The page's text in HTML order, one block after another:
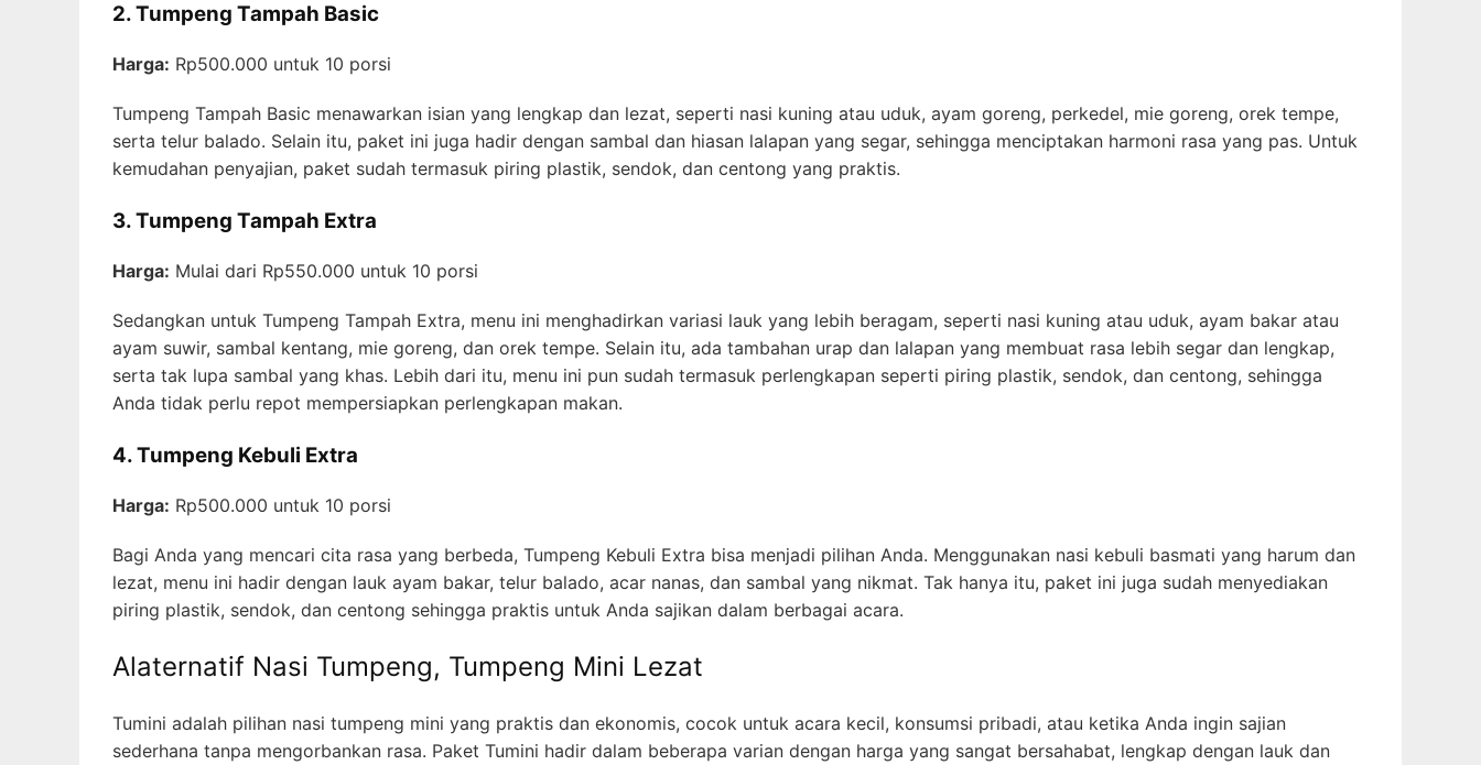
2. Tumpeng Tampah Basic
Harga: Rp500.000 untuk 10 porsi
Tumpeng Tampah Basic menawarkan isian yang lengkap dan lezat, seperti nasi kuning atau uduk, ayam goreng, perkedel, mie goreng, orek tempe,
serta telur balado. Selain itu, paket ini juga hadir dengan sambal dan hiasan lalapan yang segar, sehingga menciptakan harmoni rasa yang pas. Untuk
kemudahan penyajian, paket sudah termasuk piring plastik, sendok, dan centong yang praktis.
3. Tumpeng Tampah Extra
Harga: Mulai dari Rp550.000 untuk 10 porsi
Sedangkan untuk Tumpeng Tampah Extra, menu ini menghadirkan variasi lauk yang lebih beragam, seperti nasi kuning atau uduk, ayam bakar atau
ayam suwir, sambal kentang, mie goreng, dan orek tempe. Selain itu, ada tambahan urap dan lalapan yang membuat rasa lebih segar dan lengkap,
serta tak lupa sambal yang khas. Lebih dari itu, menu ini pun sudah termasuk perlengkapan seperti piring plastik, sendok, dan centong, sehingga
Anda tidak perlu repot mempersiapkan perlengkapan makan.
4. Tumpeng Kebuli Extra
Harga: Rp500.000 untuk 10 porsi
Bagi Anda yang mencari cita rasa yang berbeda, Tumpeng Kebuli Extra bisa menjadi pilihan Anda. Menggunakan nasi kebuli basmati yang harum dan
lezat, menu ini hadir dengan lauk ayam bakar, telur balado, acar nanas, dan sambal yang nikmat. Tak hanya itu, paket ini juga sudah menyediakan
piring plastik, sendok, dan centong sehingga praktis untuk Anda sajikan dalam berbagai acara.
Alaternatif Nasi Tumpeng, Tumpeng Mini Lezat
Tumini adalah pilihan nasi tumpeng mini yang praktis dan ekonomis, cocok untuk acara kecil, konsumsi pribadi, atau ketika Anda ingin sajian
sederhana tanpa mengorbankan rasa. Paket Tumini hadir dalam beberapa varian dengan harga yang sangat bersahabat, lengkap dengan lauk dan